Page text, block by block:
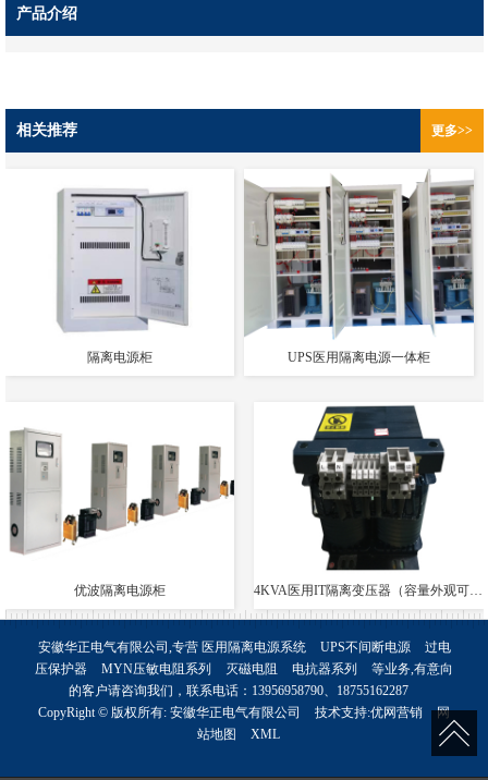
产品介绍
相关推荐 更多>>
隔离电源柜 UPS医用隔离电源一体柜
优波隔离电源柜 4KVA医用IT隔离变压器（容量外观可定制）
安徽华正电气有限公司,专营 医用隔离电源系统 UPS不间断电源
过电
压保护器
MYN压敏电阻系列 灭磁电阻 电抗器系列
等业务,有意向
的客户请咨询我们，联系电话： 13956958790、18755162287
CopyRight © 版权所有: 安徽华正电气有限公司 技术支持:优网营销
网
站地图
XML